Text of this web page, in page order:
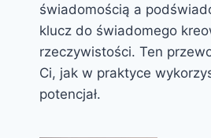
świadomością a
klucz do świadomego
rzeczywistości. Ten
Ci, jak w praktyce
potencjał.